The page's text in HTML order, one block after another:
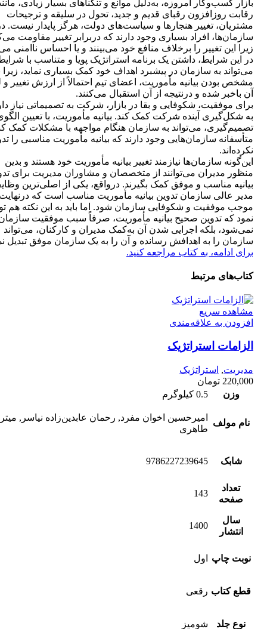
بازار کسب‌وکار امروزه، به‌دلیل موانع و تنگناهای بسیار زیادی،
رقابت روزافزون رقبای قدیم و جدید، تحول در سلیقه و ترجیحات
مشتریان، تغییر هنجارها و سیاست‌های دولت، هرگز پایدار نیست.
سازمان‌ها، افراد بسیاری وجود دارند که دربرابر تغییر مقاومت
زیرا این تغییر را برخلاف منافع خود می‌بینند و یا احساس ناامنی
در این شرایط، داشتن یک برنامه استراتژیک پویا و متناسب با
می‌تواند به سازمان در پیشبرد اهداف خود کمک بسیاری نماید، زیرا
مشخص بودن بیانیه مأموریت، اعضای تیم احتمالاً از ارزش تغییر و
آن باخبر شده و درنتیجه از آن استقبال می‌کنند.
برای موفقیت، شکوفایی و بقا در بازار، شرکت به تصمیماتی نیاز
به شکل‌گیری آینده شرکت کمک کند. بیانیه مأموریت، با تعیین
تصمیم‌گیری، می‌تواند به سازمان هنگام مواجهه با مشکلات کمک
متأسفانه سازمان‌هایی وجود دارند که بیانیه مأموریت مناسبی را
نکرده‌اند.
این‌گونه سازمان‌ها نیازمند تغییر بیانیه مأموریت خود هستند و بدین
منظور مدیران می‌توانند از متخصصان و مشاوران مدیریت برای
بیانیه مناسب و موفق کمک بگیرند. درواقع، یکی از اصلی‌ترین
مدیر عالی سازمان تدوین بیانیه مأموریت مناسب است که
موجب موفقیت و شکوفایی سازمان شود. اما باید به این نکته هم
نمود که تدوین صحیح بیانیه مأموریت، صرفاً سبب موفقیت
نمی‌شود، بلکه اجرایی شدن آن به‌کمک مدیران و کارکنان، می‌تواند
سازمان را به اهدافش رسانده و آن را به یک سازمان موفق تبدیل
برای ادامه،‌ به کتاب مراجعه کنید.
کتاب‌های مرتبط
مشاهده سریع
افزودن به علاقه‌مندی
الزامات استراتژیک
مدیریت, استراتژیک
220,000 تومان
وزن
0.5 کیلوگرم
نام مولف
امیرحسین اخوان مفرد, رحمان عابدین‌زاده نیاسر,
طاهری
شابک 9786227239645
تعداد
صفحه
143
سال
انتشار
1400
نوبت چاپ اول
قطع کتاب رقعی
نوع جلد شومیز